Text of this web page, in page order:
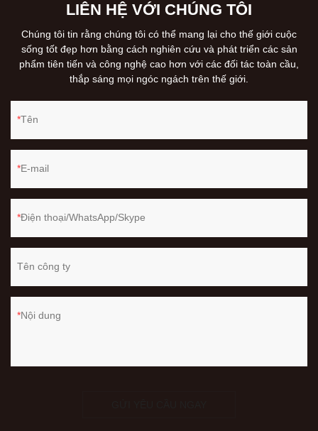
LIÊN HỆ VỚI CHÚNG TÔI
Chúng tôi tin rằng chúng tôi có thể mang lại cho thế giới cuộc
sống tốt đẹp hơn bằng cách nghiên cứu và phát triển các sản
phẩm tiên tiến và công nghệ cao hơn với các đối tác toàn cầu,
thắp sáng mọi ngóc ngách trên thế giới.
Tên
E-mail
Điện thoại/WhatsApp/Skype
Tên công ty
Nội dung